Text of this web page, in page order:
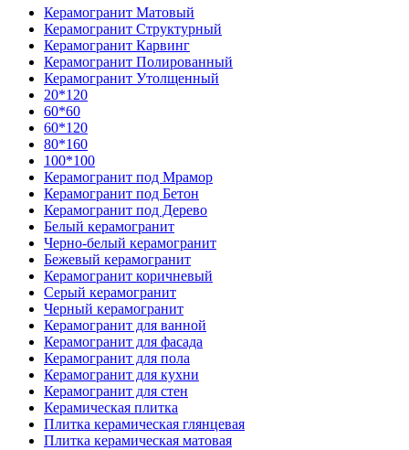
Керамогранит Матовый
Керамогранит Структурный
Керамогранит Карвинг
Керамогранит Полированный
Керамогранит Утолщенный
20*120
60*60
60*120
80*160
100*100
Керамогранит под Мрамор
Керамогранит под Бетон
Керамогранит под Дерево
Белый керамогранит
Черно-белый керамогранит
Бежевый керамогранит
Керамогранит коричневый
Серый керамогранит
Черный керамогранит
Керамогранит для ванной
Керамогранит для фасада
Керамогранит для пола
Керамогранит для кухни
Керамогранит для стен
Керамическая плитка
Плитка керамическая глянцевая
Плитка керамическая матовая